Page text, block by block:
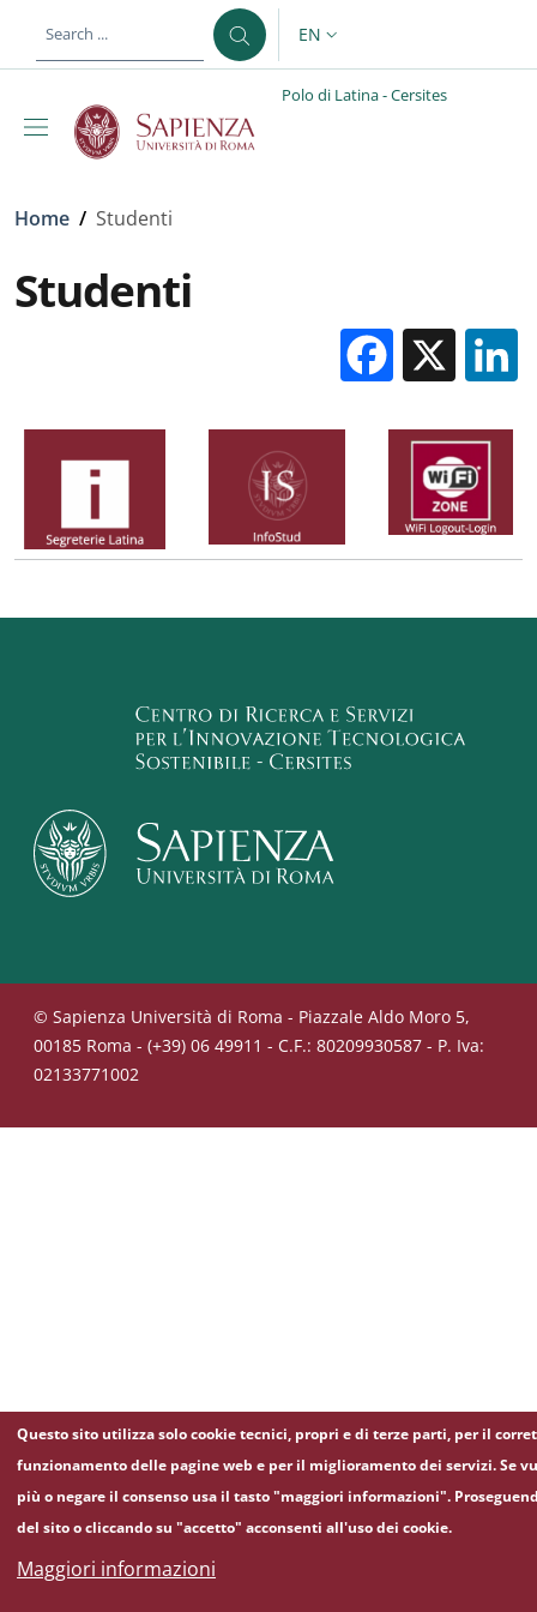
LANGUAGE SWITCHER:
EN
Polo di Latina - Cersites
Breadcrumb
Home / Studenti
Studenti
X
© Sapienza Università di Roma - Piazzale Aldo Moro 5,
00185 Roma - (+39) 06 49911 - C.F.: 80209930587 - P. Iva:
02133771002
Questo sito utilizza solo cookie tecnici, propri e di terze parti, per il
funzionamento delle pagine web e per il miglioramento dei servizi. Se
più o negare il consenso usa il tasto "maggiori informazioni".
del sito o cliccando su "accetto" acconsenti all'uso dei cookie.
Maggiori informazioni